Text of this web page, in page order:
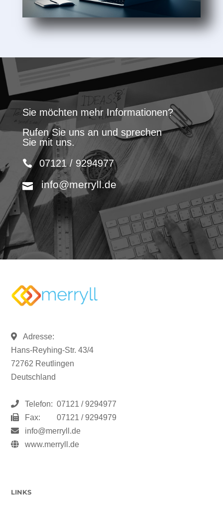
Sie möchten mehr Informationen?
Rufen Sie uns an und sprechen
Sie mit uns.
07121 / 9294977
info@merryll.de
Adresse:
Hans-Reyhing-Str. 43/4
72762 Reutlingen
Deutschland
Telefon: 07121 / 9294977
Fax:
07121 / 9294979
info@merryll.de
www.merryll.de
LINKS